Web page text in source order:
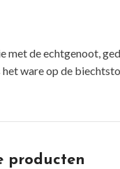
met de echtgenoot,
ware op de
producten